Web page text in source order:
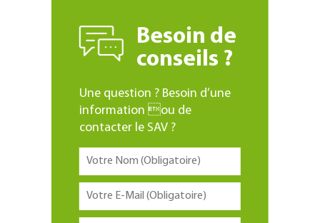
Besoin de
conseils ?
Une question ? Besoin d’une
information ou de
contacter le SAV ?